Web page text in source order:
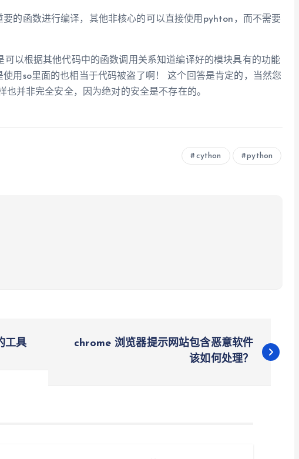
的函数进行编译，其他非核心的可以直接使用pyhton，而不需要
可以根据其他代码中的函数调用关系知道编译好的模块具有的功能
用so里面的也相当于代码被盗了啊！ 这个回答是肯定的，当然您
并非完全安全，因为绝对的安全是不存在的。
cython python
工具
chrome 浏览器提示网站包含恶意软件
该如何处理？